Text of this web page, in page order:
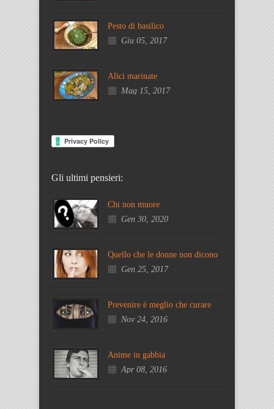
Pesto di basilico
Giu 05, 2017
Alici marinate
Mag 15, 2017
Gli ultimi pensieri:
Chi non muore
Gen 30, 2020
Quello che le donne non dicono
Gen 25, 2017
Prevenire è meglio che curare
Nov 24, 2016
Anime in gabbia
Apr 08, 2016